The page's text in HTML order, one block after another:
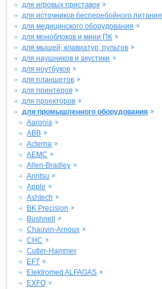
для игровых приставок
для источников бесперебойного питания
для медицинского оборудования
для моноблоков и мини ПК
для мышей, клавиатур, пультов
для наушников и акустики
для ноутбуков
для планшетов
для принтеров
для проекторов
для промышленного оборудования
Aaronia
ABB
Acterna
AEMC
Allen-Bradley
Anritsu
Apple
Ashtech
BK Precision
Bushnell
Chauvin-Arnoux
CHC
Cutler-Hammer
EFT
Elektromed ALFAGAS
EXFO